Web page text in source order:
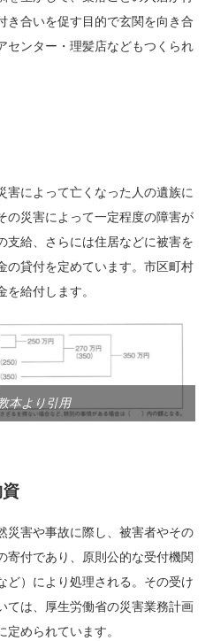
き合いを促す目的で玄関を向き合
センター・理髪店などもつくられ
害によって亡くなった人の遺族に
の災害によって一定程度の障害が
支給、さらには住居などに被害を
の貸付を定めています。市区町村
給付します。
本より引用
資
災害や事故に際し、被害者やその
寄付であり、原則公的な受付機関
ど）により処理される。その受け
ては、厚生労働省の災害業務計画
められています。